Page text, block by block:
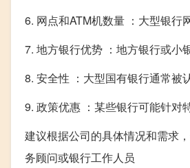
6. 网点和ATM机数量 ：大型银行
7. 地方银行优势 ：地方银行或小
8. 安全性 ：大型国有银行通常被
9. 政策优惠 ：某些银行可能针对
建议根据公司的具体情况和需求
务顾问或银行工作人员